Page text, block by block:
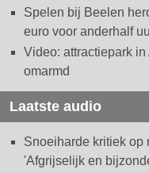
Spelen bij Beelen
euro voor anderhalf
Video: attractiepark
omarmd
Laatste audio
Snoeiharde kritiek op
'Afgrijselijk en